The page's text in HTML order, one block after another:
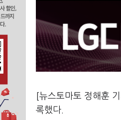
[뉴스토마토 정해훈
록했다.